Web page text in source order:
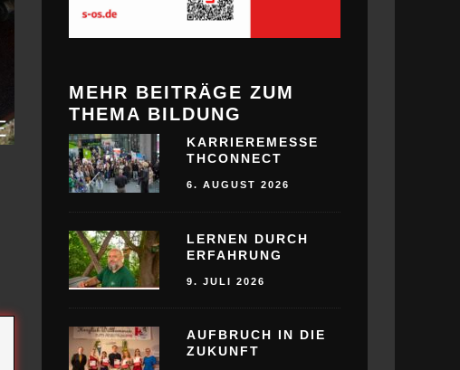
MEHR BEITRÄGE ZUM
THEMA BILDUNG
KARRIEREMESSE
THCONNECT
6. AUGUST 2026
LERNEN DURCH
ERFAHRUNG
9. JULI 2026
AUFBRUCH IN DIE
ZUKUNFT